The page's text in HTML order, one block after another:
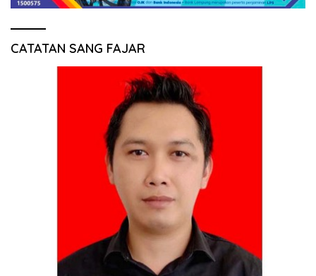
CATATAN SANG FAJAR